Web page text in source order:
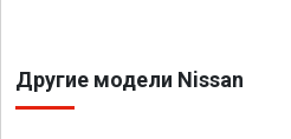
Другие модели Nissan